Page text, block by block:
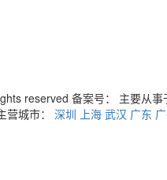
reserved 备案号：
主要从事
营城市： 深圳 上海 武汉 广东